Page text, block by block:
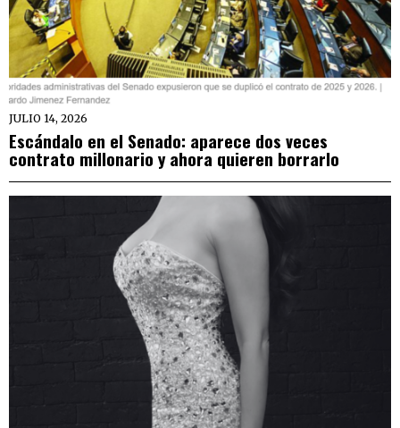
JULIO 14, 2026
Escándalo en el Senado: aparece dos veces
contrato millonario y ahora quieren borrarlo